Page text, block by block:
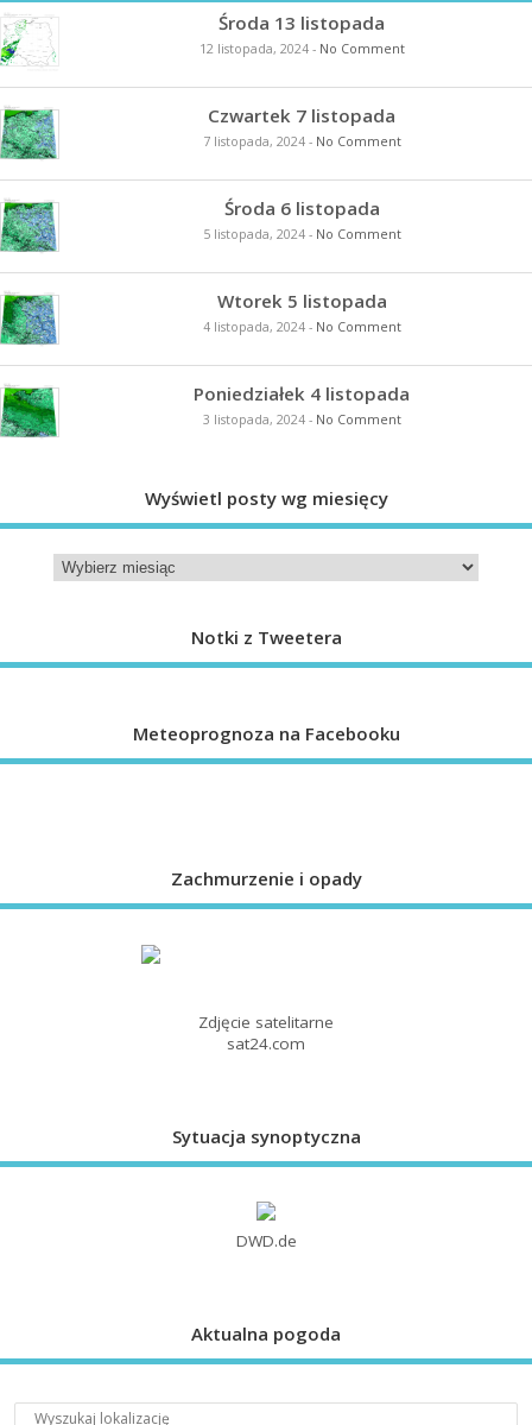
Środa 13 listopada
12 listopada, 2024- No Comment
Czwartek 7 listopada
7 listopada, 2024- No Comment
Środa 6 listopada
5 listopada, 2024- No Comment
Wtorek 5 listopada
4 listopada, 2024- No Comment
Poniedziałek 4 listopada
3 listopada, 2024- No Comment
Wyświetl posty wg miesięcy
Notki z Tweetera
Meteoprognoza na Facebooku
Zachmurzenie i opady
Zdjęcie satelitarne
sat24.com
Sytuacja synoptyczna
DWD.de
Aktualna pogoda